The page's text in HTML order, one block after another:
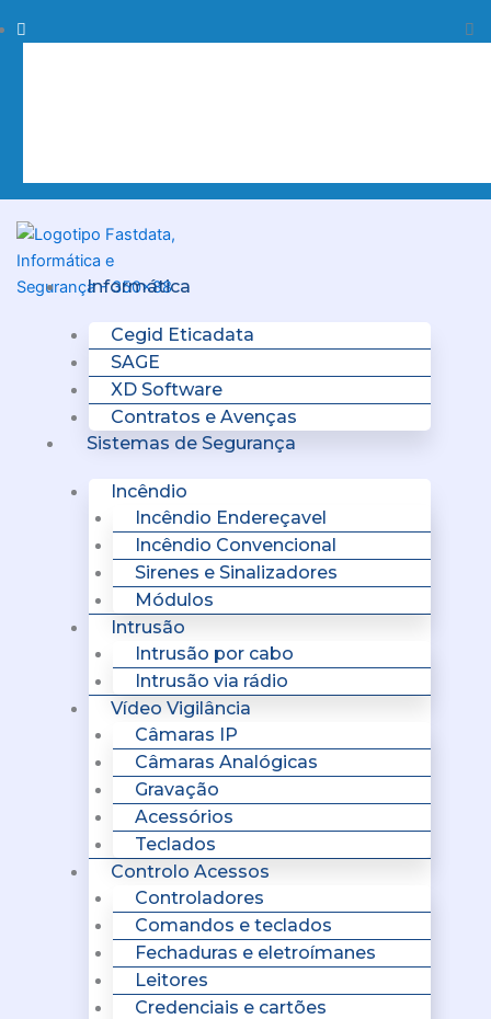
to
Procurar
Informática
Cegid Eticadata
SAGE
XD Software
Contratos e Avenças
Sistemas de Segurança
Incêndio
Incêndio Endereçavel
Incêndio Convencional
Sirenes e Sinalizadores
Módulos
Intrusão
Intrusão por cabo
Intrusão via rádio
Vídeo Vigilância
Câmaras IP
Câmaras Analógicas
Gravação
Acessórios
Teclados
Controlo Acessos
Controladores
Comandos e teclados
Fechaduras e eletroímanes
Leitores
Credenciais e cartões
Menu